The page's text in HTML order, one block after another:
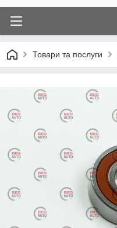
Товари та послуги